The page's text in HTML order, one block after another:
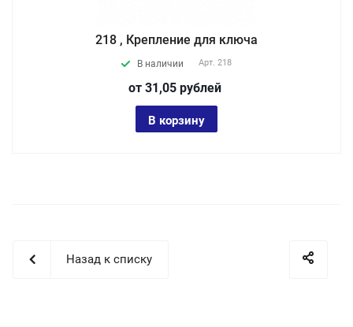
218 , Крепление для ключа
В наличии Арт. 218
от 31,05 рублей
В корзину
Назад к списку